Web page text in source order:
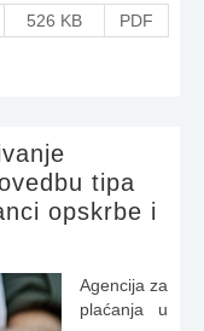
526 KB PDF
tipa
opskrbe i
Agencija za
plaćanja u